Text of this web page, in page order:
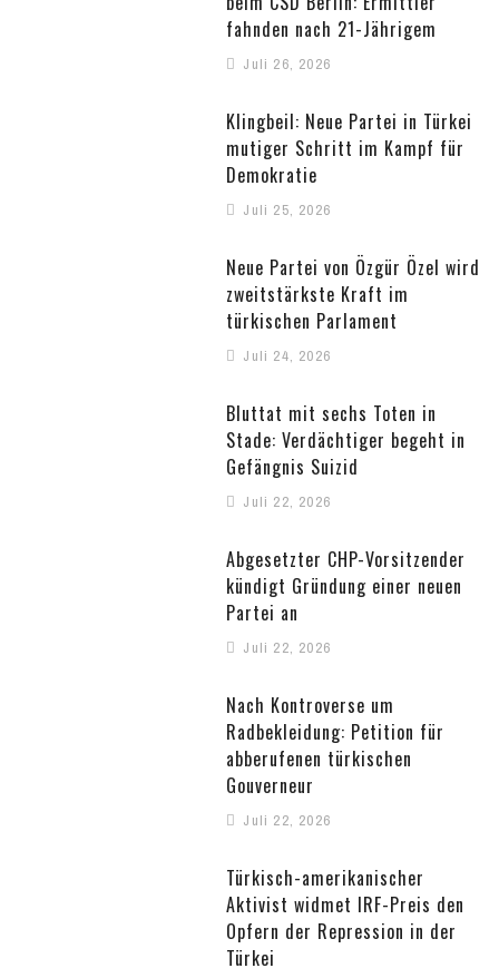
fahnden nach 21-Jährigem
Juli 26, 2026
Klingbeil: Neue Partei in Türkei
mutiger Schritt im Kampf für
Demokratie
Juli 25, 2026
Neue Partei von Özgür Özel wird
zweitstärkste Kraft im
türkischen Parlament
Juli 24, 2026
Bluttat mit sechs Toten in
Stade: Verdächtiger begeht in
Gefängnis Suizid
Juli 22, 2026
Abgesetzter CHP-Vorsitzender
kündigt Gründung einer neuen
Partei an
Juli 22, 2026
Nach Kontroverse um
Radbekleidung: Petition für
abberufenen türkischen
Gouverneur
Juli 22, 2026
Türkisch-amerikanischer
Aktivist widmet IRF-Preis den
Opfern der Repression in der
Türkei